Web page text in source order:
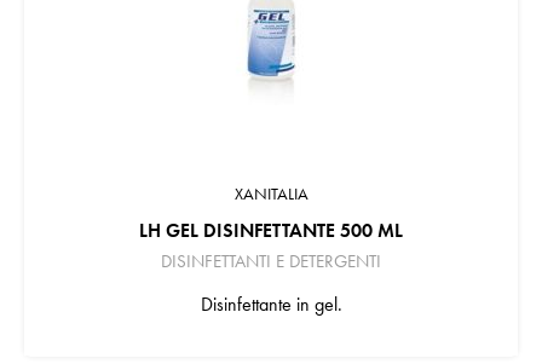
XANITALIA
LH GEL DISINFETTANTE 500 ML
DISINFETTANTI E DETERGENTI
Disinfettante in gel.